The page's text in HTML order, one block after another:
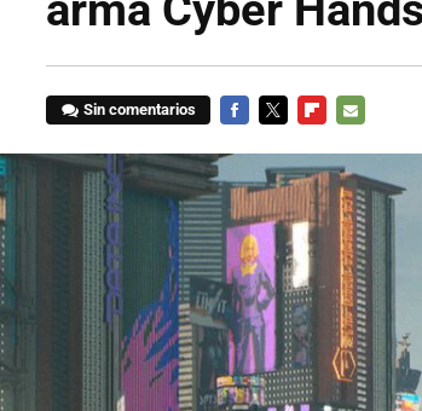
Sin comentarios
MAIL